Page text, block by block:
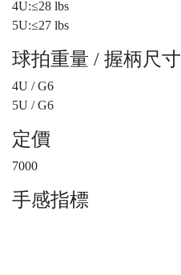
4U:≤28 lbs
5U:≤27 lbs
球拍重量 / 握柄尺寸
4U / G6
5U / G6
定價
7000
手感指標